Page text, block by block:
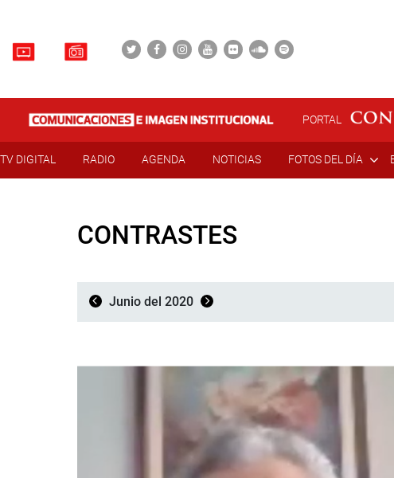
PORTAL
TV DIGITAL RADIO AGENDA NOTICIAS FOTOS DEL DÍA
CONTRASTES
Junio del 2020